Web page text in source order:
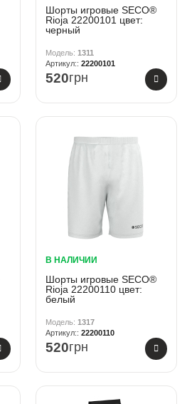
Шорты игровые SECO®
Rioja 22200101 цвет:
черный
1311
22200101
520грн
В НАЛИЧИИ
Шорты игровые SECO®
Rioja 22200110 цвет:
белый
1317
22200110
520грн